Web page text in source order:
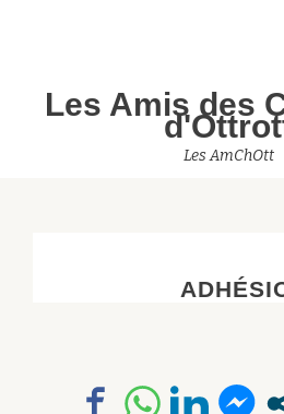
contenuLes Amis des
Les AmChOtt